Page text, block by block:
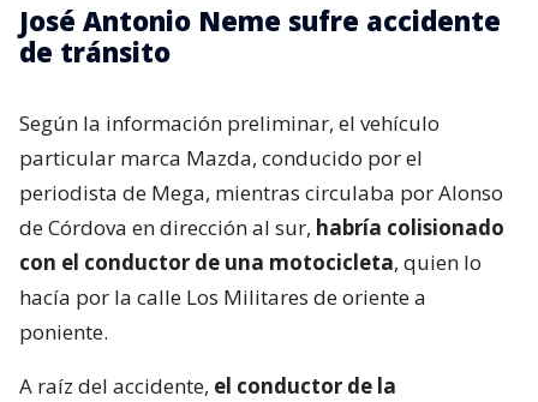
José Antonio Neme sufre accidente
de tránsito
Según la información preliminar, el vehículo
particular marca Mazda, conducido por el
periodista de Mega, mientras circulaba por Alonso
de Córdova en dirección al sur, habría colisionado
con el conductor de una motocicleta, quien lo
hacía por la calle Los Militares de oriente a
poniente.
A raíz del accidente, el conductor de la